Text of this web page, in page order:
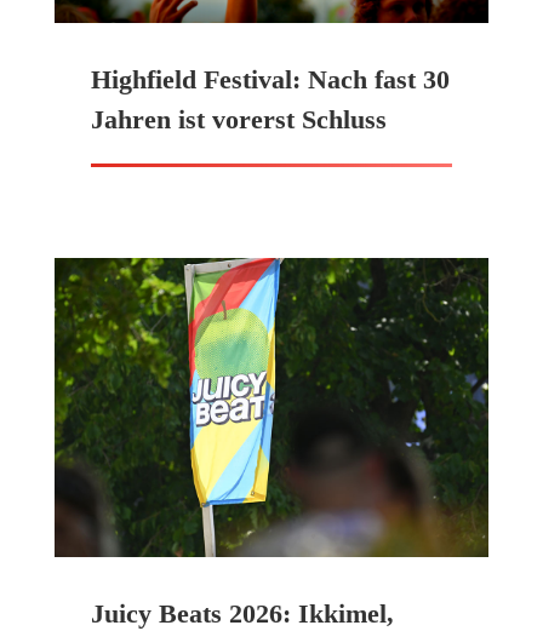
Highfield Festival: Nach fast 30
Jahren ist vorerst Schluss
Juicy Beats 2026: Ikkimel,